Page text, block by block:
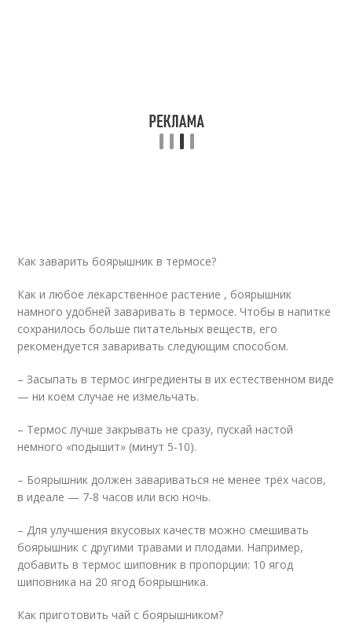
Как заварить боярышник в термосе?
Как и любое лекарственное растение , боярышник
намного удобней заваривать в термосе. Чтобы в напитке
сохранилось больше питательных веществ, его
рекомендуется заваривать следующим способом.
– Засыпать в термос ингредиенты в их естественном виде
— ни коем случае не измельчать.
– Термос лучше закрывать не сразу, пускай настой
немного «подышит» (минут 5-10).
– Боярышник должен завариваться не менее трёх часов,
в идеале — 7-8 часов или всю ночь.
– Для улучшения вкусовых качеств можно смешивать
боярышник с другими травами и плодами. Например,
добавить в термос шиповник в пропорции: 10 ягод
шиповника на 20 ягод боярышника.
Как приготовить чай с боярышником?